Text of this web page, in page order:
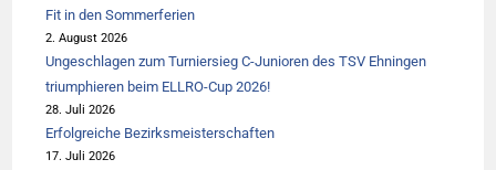
Fit in den Sommerferien
2. August 2026
Ungeschlagen zum Turniersieg C-Junioren des TSV Ehningen
triumphieren beim ELLRO-Cup 2026!
28. Juli 2026
Erfolgreiche Bezirksmeisterschaften
17. Juli 2026